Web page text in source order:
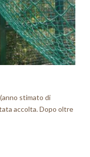
stimato di
accolta. Dopo oltre